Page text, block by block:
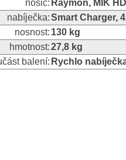
nosič: Raymon, MIK
nabíječka:Smart Charger,
nosnost: 130 kg
hmotnost:27,8 kg
balení: Rychlo